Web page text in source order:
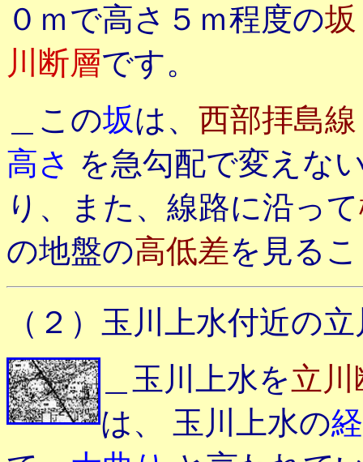
０ｍで高さ５ｍ程度の坂
川断層です。
＿この坂は、 西部拝島
高さ を急勾配で変えな
り、また、線路に沿って
の地盤の高低差を見る
（２）玉川上水付近の
＿玉川上水を立川
は、 玉川上水の